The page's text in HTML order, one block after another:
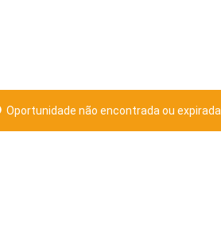
Oportunidade não encontrada ou expirada.